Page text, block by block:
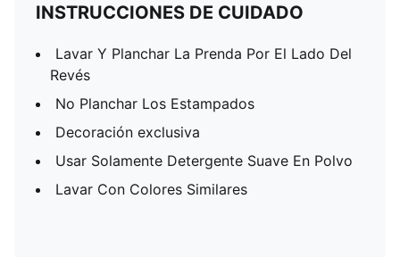
INSTRUCCIONES DE CUIDADO
Lavar Y Planchar La Prenda Por El Lado Del
Revés
No Planchar Los Estampados
Decoración exclusiva
Usar Solamente Detergente Suave En Polvo
Lavar Con Colores Similares